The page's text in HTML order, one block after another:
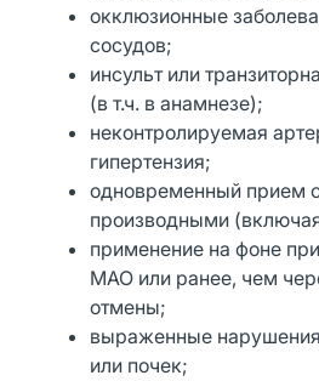
окклюзионные
сосудов;
инсульт или
(в т.ч. в анамнезе);
неконтролируемая
гипертензия;
одновременный прием
производными
применение на фоне
МАО или ранее, чем
отмены;
выраженные
или почек;